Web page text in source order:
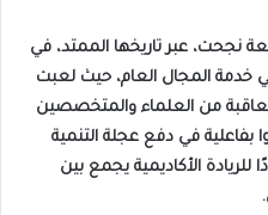
نجحت، عبر تاريخها الممتد، في
خدمة المجال العام، حيث لعبت
متعاقبة من العلماء والمتخصصين
بفاعلية في دفع عجلة التنمية
للريادة الأكاديمية يجمع بين